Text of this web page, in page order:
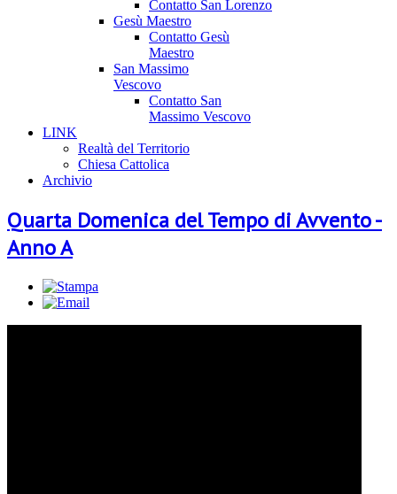
Contatto San Lorenzo
Gesù Maestro
Contatto Gesù
Maestro
San Massimo
Vescovo
Contatto San
Massimo Vescovo
LINK
Realtà del Territorio
Chiesa Cattolica
Archivio
Quarta Domenica del Tempo di Avvento -
Anno A